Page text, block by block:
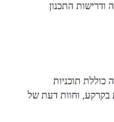
ודרישות התכנון
תוכניות
בקרקע, וחוות דעת של